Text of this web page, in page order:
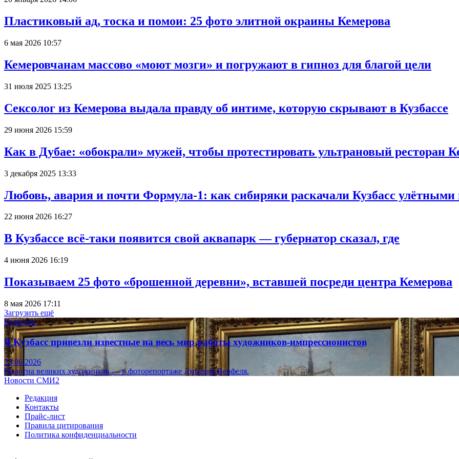
Пластиковый ад, тоска и помои: 25 фото элитной окраины Кемерова
6 мая 2026 10:57
Кемеровчанам массово «моют мозги» и погружают в гипноз для благой цели
31 июля 2025 13:25
Сексолог из Кемерова выдала правду об интиме, которую скрывают в Кузбассе
29 июня 2026 15:59
Как в Дубае: «обокрали» мужей, чтобы протестировать ультрановый ресторан
3 декабря 2025 13:33
Любовь, авария и почти Формула-1: как сибиряки раскачали Кузбасс улётными
22 июня 2026 16:27
В Кузбассе всё-таки появится свой аквапарк — губернатор сказал, где
4 июня 2026 16:19
Показываем 25 фото «брошенной деревни», вставшей посреди центра Кемерова
8 мая 2026 17:11
Загрузить ещё
Культура
В Кузбасс привезли известные на весь мир работы художников-импрессионистов
23.06.2026
Полотна великих художников — в фоторепортаже Дмитрия Верфеля.
Новости СМИ2
Редакция
Контакты
Прайс-лист
Правила цитирования
Политика конфиденциальности